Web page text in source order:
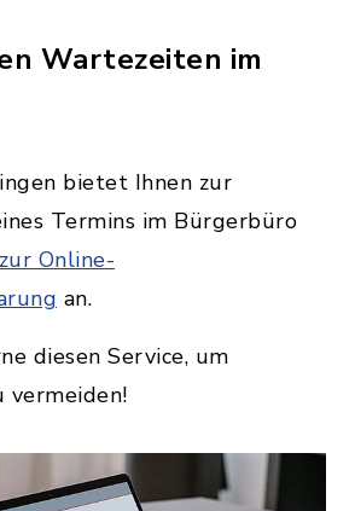
Wartezeiten im
bietet Ihnen zur
Termins im Bürgerbüro
Online-
an.
diesen Service, um
vermeiden!